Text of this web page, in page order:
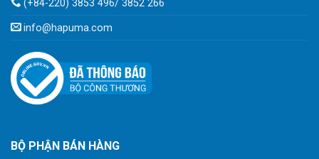
(+84-220) 3853 496/ 3852 266
info@hapuma.com
BỘ PHẬN BÁN HÀNG